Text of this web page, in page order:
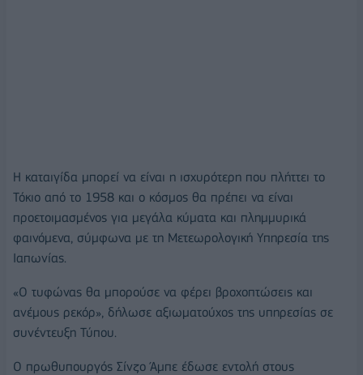
Η καταιγίδα μπορεί να είναι η ισχυρότερη που πλήττει το
Τόκιο από το 1958 και ο κόσμος θα πρέπει να είναι
προετοιμασμένος για μεγάλα κύματα και πλημμυρικά
φαινόμενα, σύμφωνα με τη Μετεωρολογική Υπηρεσία της
Ιαπωνίας.
«Ο τυφώνας θα μπορούσε να φέρει βροχοπτώσεις και
ανέμους ρεκόρ», δήλωσε αξιωματούχος της υπηρεσίας σε
συνέντευξη Τύπου.
Ο πρωθυπουργός Σίνζο Άμπε έδωσε εντολή στους